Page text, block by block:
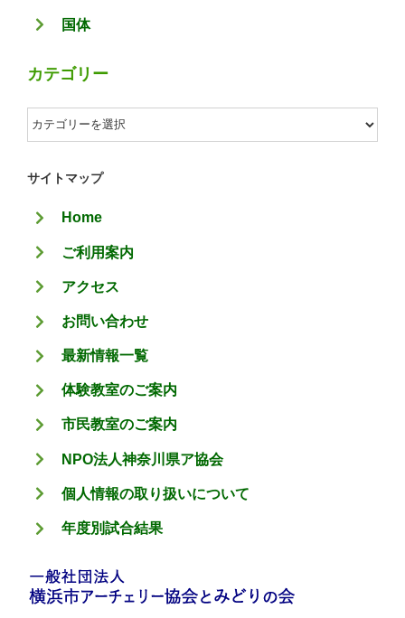
国体
カテゴリー
カ
テ
ゴ
ー
サイトマップ
Home
ご利用案内
アクセス
お問い合わせ
最新情報一覧
体験教室のご案内
市民教室のご案内
NPO法人神奈川県ア協会
個人情報の取り扱いについて
年度別試合結果